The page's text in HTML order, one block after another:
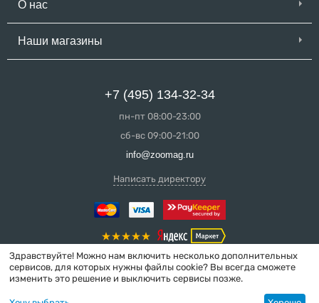
О нас
Наши магазины
+7 (495) 134-32-34
пн-пт 08:00-23:00
сб-вс 09:00-21:00
info@zoomag.ru
Написать директору
Здравствуйте! Можно нам включить несколько дополнительных
сервисов, для которых нужны файлы cookie? Вы всегда сможете
изменить это решение и выключить сервисы позже.